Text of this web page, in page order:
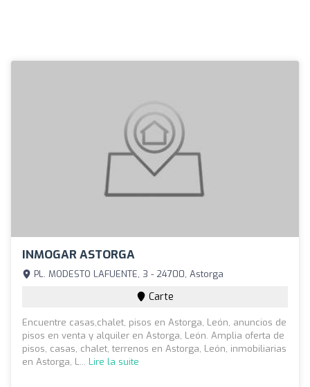
INMOGAR ASTORGA
PL. MODESTO LAFUENTE, 3 - 24700, Astorga
Carte
Encuentre casas,chalet, pisos en Astorga, León, anuncios de
pisos en venta y alquiler en Astorga, León. Amplia oferta de
pisos, casas, chalet, terrenos en Astorga, León, inmobiliarias
en Astorga, L... Lire la suite